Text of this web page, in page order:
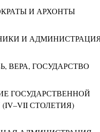
И АРХОНТЫ
И
ВЕРА, ГОСУДАРСТВО
ГОСУДАРСТВЕННОЙ
СТОЛЕТИЯ)